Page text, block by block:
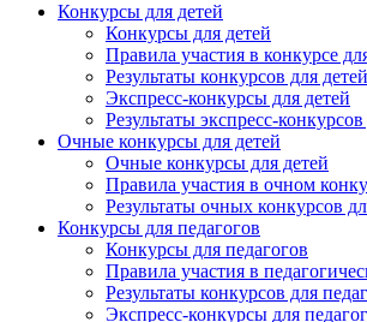
Конкурсы для детей
Конкурсы для детей
Правила участия в конкурсе
Результаты конкурсов для детей
Экспресс-конкурсы для детей
Результаты экспресс-
Очные конкурсы для детей
Очные конкурсы для детей
Правила участия в очном
Результаты очных конкурсов
Конкурсы для педагогов
Конкурсы для педагогов
Правила участия в
Результаты конкурсов для
Экспресс-конкурсы для